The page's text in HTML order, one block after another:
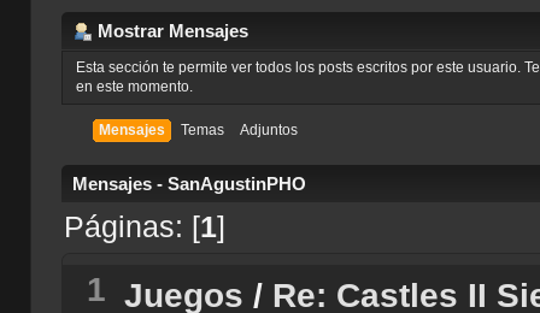
Mostrar Mensajes
Esta sección te permite ver todos los posts escritos por este usuario.
en este momento.
Mensajes Temas Adjuntos
Mensajes - SanAgustinPHO
Páginas: [1]
1 Juegos / Re: Castles II